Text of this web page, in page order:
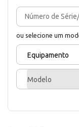
ou selecione um
Equipamento
Modelo